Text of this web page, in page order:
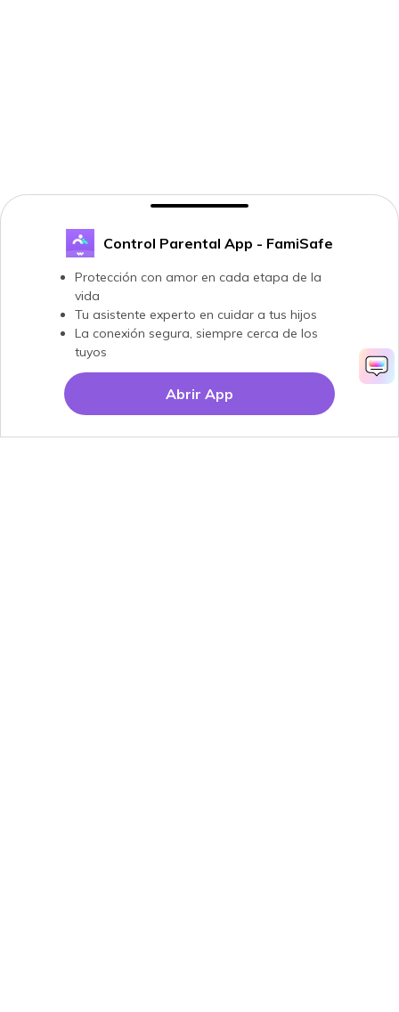
Control Parental App - FamiSafe
Protección con amor en cada etapa de la
vida
Tu asistente experto en cuidar a tus hijos
La conexión segura, siempre cerca de los
tuyos
Abrir App